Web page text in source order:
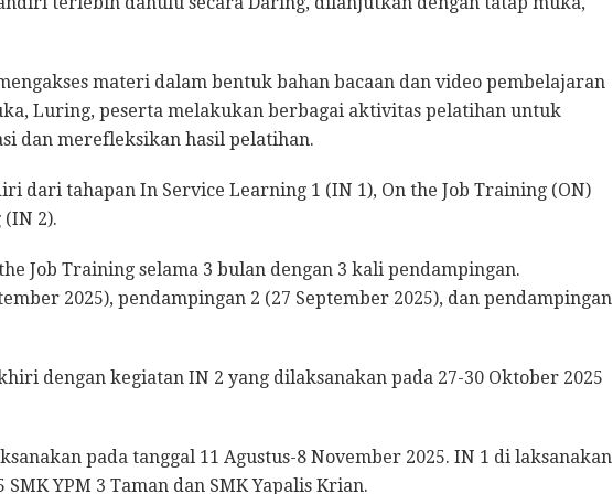
materi dalam bentuk bahan bacaan dan video pembelajaran
Luring, peserta melakukan berbagai aktivitas pelatihan untuk
dan merefleksikan hasil pelatihan.
dari tahapan In Service Learning 1 (IN 1), On the Job Training (ON)
2).
Job Training selama 3 bulan dengan 3 kali pendampingan.
2025), pendampingan 2 (27 September 2025), dan pendampingan
dengan kegiatan IN 2 yang dilaksanakan pada 27-30 Oktober 2025
pada tanggal 11 Agustus-8 November 2025. IN 1 di laksanakan
SMK YPM 3 Taman dan SMK Yapalis Krian.